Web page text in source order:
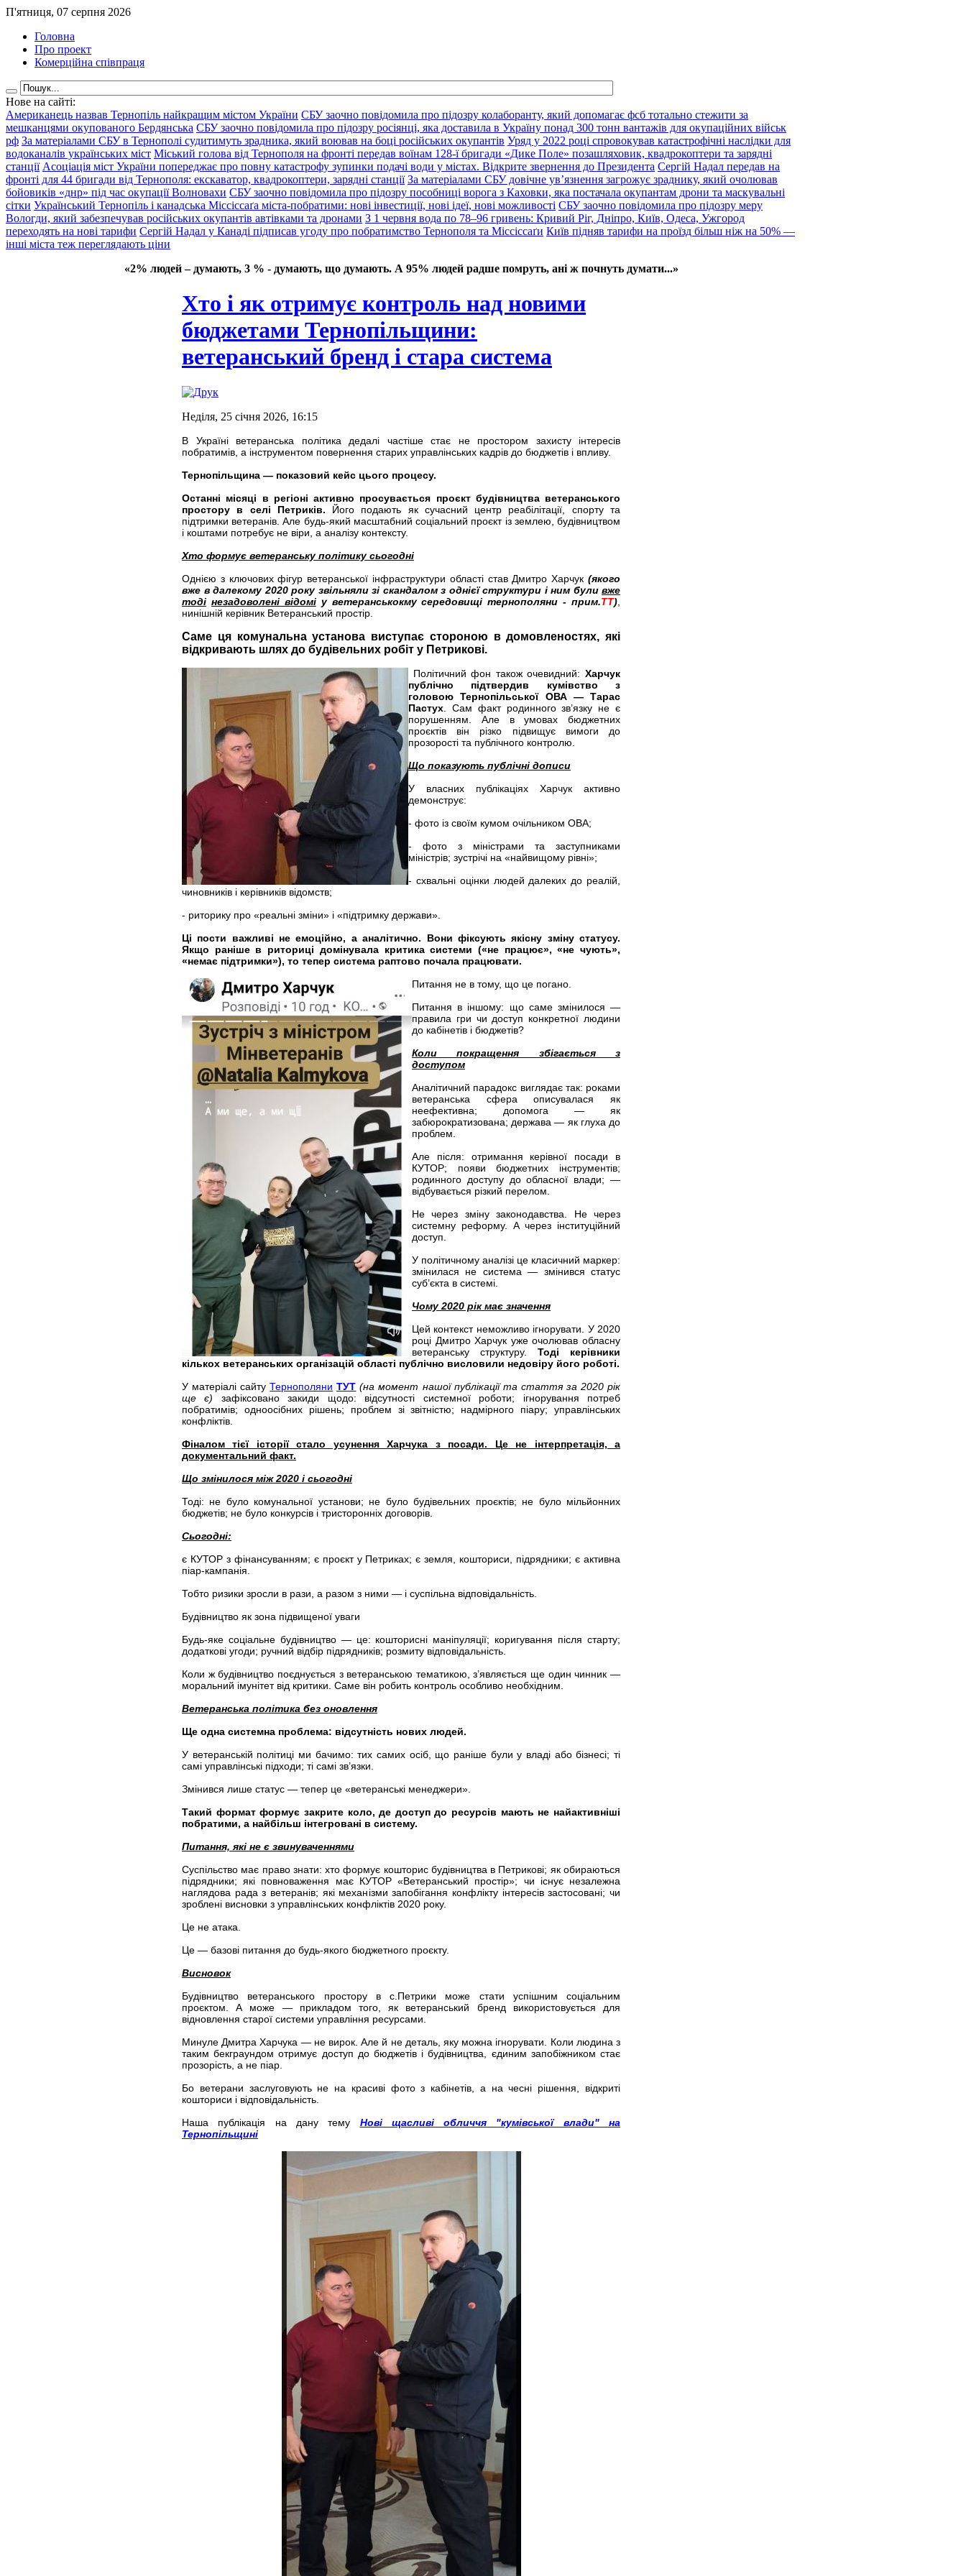
П'ятниця, 07 серпня 2026
Головна
Про проект
Комерційна співпраця
Нове на сайті:
Американець назвав Тернопіль найкращим містом України СБУ заочно повідомила про підозру колаборанту, який допомагає фсб тотально стежити за
мешканцями окупованого Бердянська СБУ заочно повідомила про підозру росіянці, яка доставила в Україну понад 300 тонн вантажів для окупаційних військ
рф За матеріалами СБУ в Тернополі судитимуть зрадника, який воював на боці російських окупантів Уряд у 2022 році спровокував катастрофічні наслідки для
водоканалів українських міст Міський голова від Тернополя на фронті передав воїнам 128-ї бригади «Дике Поле» позашляховик, квадрокоптери та зарядні
станції Асоціація міст України попереджає про повну катастрофу зупинки подачі води у містах. Відкрите звернення до Президента Сергій Надал передав на
фронті для 44 бригади від Тернополя: екскаватор, квадрокоптери, зарядні станції За матеріалами СБУ довічне ув’язнення загрожує зраднику, який очолював
бойовиків «днр» під час окупації Волновахи СБУ заочно повідомила про підозру пособниці ворога з Каховки, яка постачала окупантам дрони та маскувальні
сітки Український Тернопіль і канадська Міссіссаґа міста-побратими: нові інвестиції, нові ідеї, нові можливості СБУ заочно повідомила про підозру меру
Вологди, який забезпечував російських окупантів автівками та дронами З 1 червня вода по 78–96 гривень: Кривий Ріг, Дніпро, Київ, Одеса, Ужгород
переходять на нові тарифи Сергій Надал у Канаді підписав угоду про побратимство Тернополя та Міссіссаґи Київ підняв тарифи на проїзд більш ніж на 50% —
інші міста теж переглядають ціни
«2% людей – думають, 3 % - думають, що думають. А 95% людей радше помруть, ані ж почнуть думати...»
Хто і як отримує контроль над новими
бюджетами Тернопільщини:
ветеранський бренд і стара система
Неділя, 25 січня 2026, 16:15
В Україні ветеранська політика дедалі частіше стає не простором захисту інтересів
побратимів, а інструментом повернення старих управлінських кадрів до бюджетів і впливу.
Тернопільщина — показовий кейс цього процесу.
Останні місяці в регіоні активно просувається проєкт будівництва ветеранського
простору в селі Петриків. Його подають як сучасний центр реабілітації, спорту та
підтримки ветеранів. Але будь-який масштабний соціальний проєкт із землею, будівництвом
і коштами потребує не віри, а аналізу контексту.
Хто формує ветеранську політику сьогодні
Однією з ключових фігур ветеранської інфраструктури області став Дмитро Харчук (якого
вже в далекому 2020 року звільняли зі скандалом з однієї структури і ним були вже
тоді незадоволені відоміу ветеранськокму середовищі тернополяни - прим.ТТ)
нинішній керівник Ветеранський простір.
Саме ця комунальна установа виступає стороною в домовленостях, які
відкривають шлях до будівельних робіт у Петрикові.
Політичний фон також очевидний: Харчук
публічно підтвердив кумівство з
головою Тернопільської ОВА — Тарас
Пастух . Сам факт родинного зв’язку не є
порушенням. Але в умовах бюджетних
проєктів він різко підвищує вимоги до
прозорості та публічного контролю.
Що показують публічні дописи
У власних публікаціях Харчук активно
демонструє:
- фото із своїм кумом очільником ОВА;
- фото з міністрами та заступниками
міністрів; зустрічі на «найвищому рівні»;
- схвальні оцінки людей далеких до реалій,
чиновників і керівників відомств;
- риторику про «реальні зміни» і «підтримку держави».
Ці пости важливі не емоційно, а аналітично. Вони фіксують якісну зміну статусу.
Якщо раніше в риториці домінувала критика системи («не працює», «не чують»,
«немає підтримки»), то тепер система раптово почала працювати.
Питання не в тому, що це погано.
Питання в іншому: що саме змінилося —
правила гри чи доступ конкретної людини
до кабінетів і бюджетів?
Коли покращення збігається з
доступом
Аналітичний парадокс виглядає так: роками
ветеранська сфера описувалася як
неефективна; допомога — як
забюрократизована; держава — як глуха до
проблем.
Але після: отримання керівної посади в
КУТОР; появи бюджетних інструментів;
родинного доступу до обласної влади; —
відбувається різкий перелом.
Не через зміну законодавства. Не через
системну реформу. А через інституційний
доступ.
У політичному аналізі це класичний маркер:
змінилася не система — змінився статус
суб’єкта в системі.
Чому 2020 рік має значення
Цей контекст неможливо ігнорувати. У 2020
році Дмитро Харчук уже очолював обласну
ветеранську структуру. Тоді керівники
кількох ветеранських організацій області публічно висловили недовіру його роботі.
У матеріалі сайтуТернополяни ТУТ (на момент нашої публікації та стаття за 2020 рік
ще є) зафіксовано закиди щодо: відсутності системної роботи; ігнорування потреб
побратимів; одноосібних рішень; проблем зі звітністю; надмірного піару; управлінських
конфліктів.
Фіналом тієї історії стало усунення Харчука з посади. Це не інтерпретація, а
документальний факт.
Що змінилося між 2020 і сьогодні
Тоді: не було комунальної установи; не було будівельних проєктів; не було мільйонних
бюджетів; не було конкурсів і тристоронніх договорів.
Сьогодні:
є КУТОР з фінансуванням; є проєкт у Петриках; є земля, кошториси, підрядники; є активна
піар-кампанія.
Тобто ризики зросли в рази, а разом з ними — і суспільна відповідальність.
Будівництво як зона підвищеної уваги
Будь-яке соціальне будівництво — це: кошторисні маніпуляції; коригування після старту;
додаткові угоди; ручний відбір підрядників; розмиту відповідальність.
Коли ж будівництво поєднується з ветеранською тематикою, з’являється ще один чинник —
моральний імунітет від критики. Саме він робить контроль особливо необхідним.
Ветеранська політика без оновлення
Ще одна системна проблема: відсутність нових людей.
У ветеранській політиці ми бачимо: тих самих осіб, що раніше були у владі або бізнесі; ті
самі управлінські підходи; ті самі зв’язки.
Змінився лише статус — тепер це «ветеранські менеджери».
Такий формат формує закрите коло, де доступ до ресурсів мають не найактивніші
побратими, а найбільш інтегровані в систему.
Питання, які не є звинуваченнями
Суспільство має право знати: хто формує кошторис будівництва в Петрикові; як обираються
підрядники; які повноваження має КУТОР «Ветеранський простір»; чи існує незалежна
наглядова рада з ветеранів; які механізми запобігання конфлікту інтересів застосовані; чи
зроблені висновки з управлінських конфліктів 2020 року.
Це не атака.
Це — базові питання до будь-якого бюджетного проєкту.
Висновок
Будівництво ветеранського простору в с.Петрики може стати успішним соціальним
проєктом. А може — прикладом того, як ветеранський бренд використовується для
відновлення старої системи управління ресурсами.
Минуле Дмитра Харчука — не вирок. Але й не деталь, яку можна ігнорувати. Коли людина з
таким бекграундом отримує доступ до бюджетів і будівництва, єдиним запобіжником стає
прозорість, а не піар.
Бо ветерани заслуговують не на красиві фото з кабінетів, а на чесні рішення, відкриті
кошториси і відповідальність.
Наша публікація на дану тему Нові щасливі обличчя "кумівської влади" на
Тернопільщині